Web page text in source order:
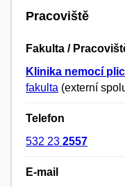
Pracoviště
Fakulta /
Klinika nemocí
fakulta (externí
Telefon
532 23 2557
E-mail